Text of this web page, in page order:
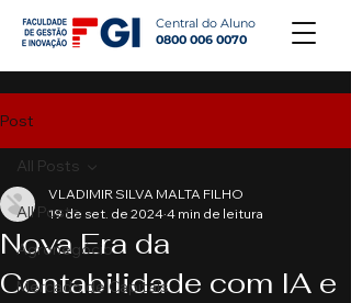
Central do Aluno
0800 006 0070
Post
All Posts
Agronegócio
Mercado de Capitais
All Posts
Nova Era da
Contabilidade com IA e
VLADIMIR SILVA MALTA FILHO
19 de set. de 2024 4 min de leitura